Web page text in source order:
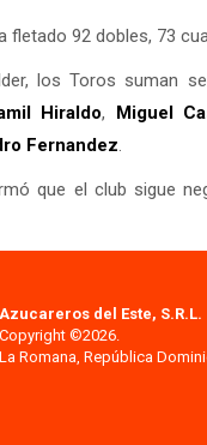
fletado 92 dobles, 73
los Toros suman
Hiraldo, Miguel
Fernandez.
que el club sigue
Azucareros del Este, S.R.L.
Copyright ©2026.
La Romana, República